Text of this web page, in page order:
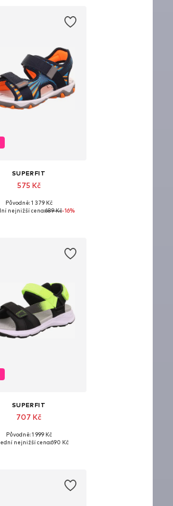
SUPERFIT
575 Kč
v mnoha velikostech
Původně: 1 379 Kč
nejnižší cena:689 Kč-16%
SUPERFIT
707 Kč
Původně: 1 999 Kč
nejnižší cena:690 Kč